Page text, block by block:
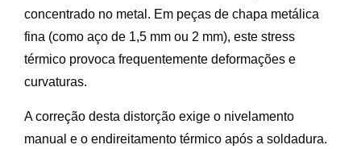
concentrado no metal. Em peças de chapa metálica
fina (como aço de 1,5 mm ou 2 mm), este stress
térmico provoca frequentemente deformações e
curvaturas.
A correção desta distorção exige o nivelamento
manual e o endireitamento térmico após a soldadura.